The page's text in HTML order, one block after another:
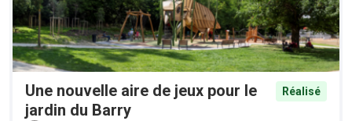
Une nouvelle aire de jeux pour le
jardin du Barry
Réalisé